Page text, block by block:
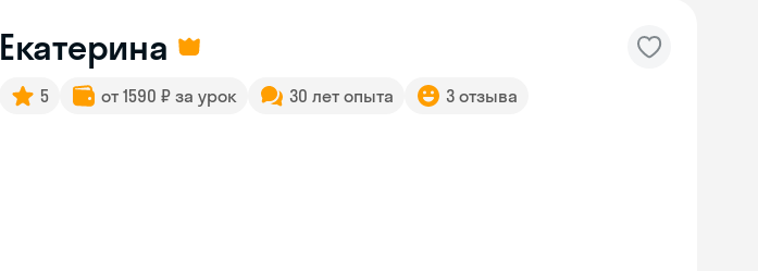
Екатерина
5 от 1590 ₽ за урок 30 лет опыта 3 отзыва